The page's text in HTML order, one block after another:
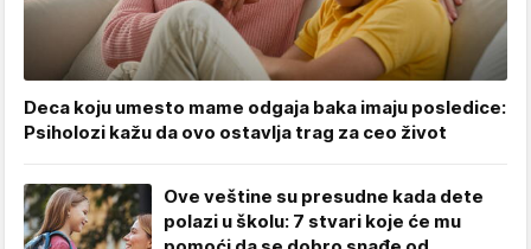
Deca koju umesto mame odgaja baka imaju posledice:
Psiholozi kažu da ovo ostavlja trag za ceo život
Ove veštine su presudne kada dete
polazi u školu: 7 stvari koje će mu